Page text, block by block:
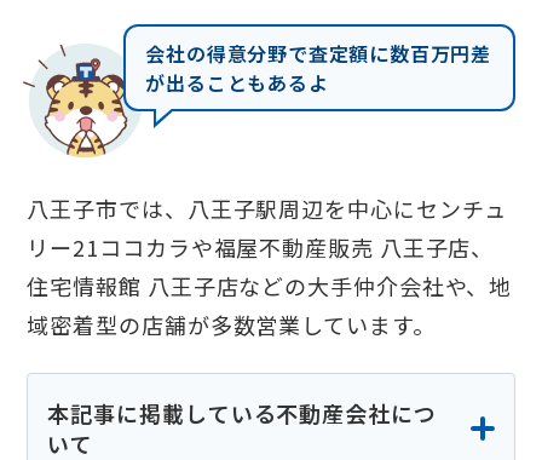
会社の得意分野で査定額に数百万円差
が出ることもあるよ
八王子市では、八王子駅周辺を中心にセンチュ
リー21ココカラや福屋不動産販売 八王子店、
住宅情報館 八王子店などの大手仲介会社や、地
域密着型の店舗が多数営業しています。
本記事に掲載している不動産会社につ
いて